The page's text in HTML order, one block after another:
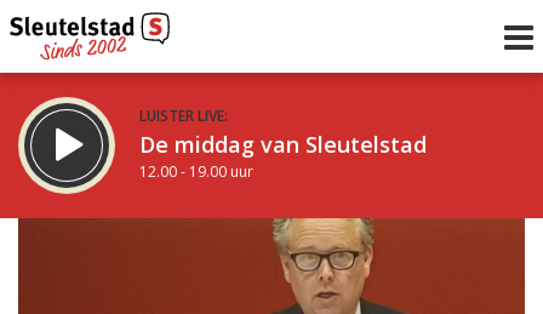
LUISTER LIVE:
De middag van Sleutelstad
12.00 - 19.00 uur
De avond van Sleutelstad
uur 1 van 0